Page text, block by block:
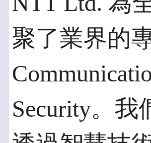
聚了業界的
Security。